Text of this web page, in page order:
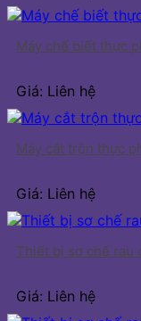
Máy chế biết thực
Giá: Liên hệ
Máy cắt trộn thực
Giá: Liên hệ
Thiết bị sơ chế rau
Giá: Liên hệ